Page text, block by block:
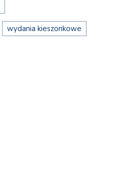
wydania kieszonkowe